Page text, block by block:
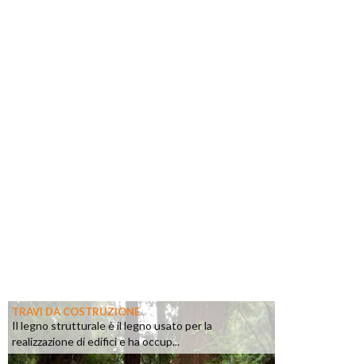
TRAVI DA COSTRUZIONE
Il legno strutturale è il legno usato per la
realizzazione di edifici e ha occup...